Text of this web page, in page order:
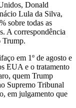
Donald
Lula da Silva,
sobre todas as
A correspondência
Trump.
em 1º de agosto e
EUA e o tratamento
quem Trump
Supremo Tribunal
em julgamento que